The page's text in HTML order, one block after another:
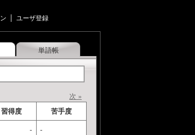
ユーザ登録
単語帳
次 »
習得度 苦手度
- -